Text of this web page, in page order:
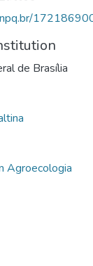
de Brasília
Agroecologia